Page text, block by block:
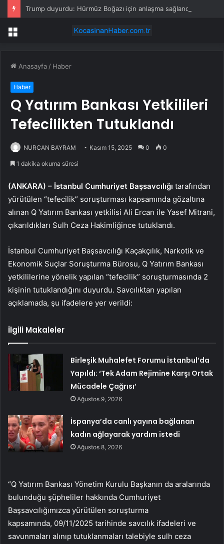
Trump duyurdu: Hürmüz Boğazı için anlaşma sağlandı
Menü
Anasayfa / Haber
Haber
Q Yatırım Bankası Yetkilileri
Tefecilikten Tutuklandı
NURCAN BAYRAM Kasım 15, 2025 0 0
1 dakika okuma süresi
(ANKARA) – İstanbul Cumhuriyet Başsavcılığı tarafından
yürütülen “tefecilik” soruşturması kapsamında gözaltına
alınan Q Yatırım Bankası yetkilisi Ali Ercan ile Yasef Mitrani,
çıkarıldıkları Sulh Ceza Hakimliğince tutuklandı.
İstanbul Cumhuriyet Başsavcılığı Kaçakçılık, Narkotik ve
Ekonomik Suçlar Soruşturma Bürosu, Q Yatırım Bankası
yetkililerine yönelik yapılan “tefecilik” soruşturmasında 2
kişinin tutuklandığını duyurdu. Savcılıktan yapılan
açıklamada, şu ifadelere yer verildi:
İlgili Makaleler
Birleşik Muhalefet Forumu İstanbul’da
Yapıldı: ‘Tek Adam Rejimine Karşı Ortak
Mücadele Çağrısı’
Ağustos 9, 2026
İspanya’da canlı yayına bağlanan
kadın ağlayarak yardım istedi
Ağustos 8, 2026
“Q Yatırım Bankası Yönetim Kurulu Başkanın da aralarında
bulunduğu şüpheliler hakkında Cumhuriyet
Başsavcılığımızca yürütülen soruşturma
kapsamında, 09/11/2025 tarihinde savcılık ifadeleri ve
savunmaları alınıp tutuklanmaları talebiyle sulh ceza